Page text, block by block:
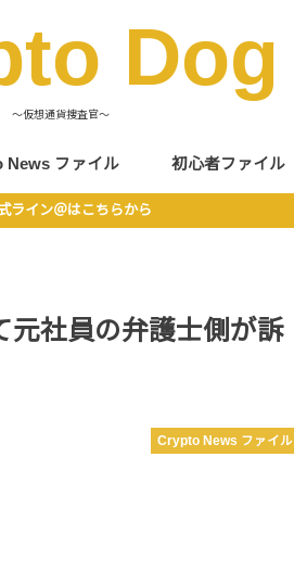
Dog
〜仮想通貨捜査官〜
News ファイル 初心者ファイル
ライン＠はこちらから
元社員の弁護士側が訴
Crypto News ファイル